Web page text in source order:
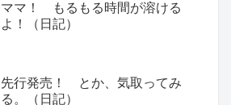
ママ！ もるもる時間が溶ける
よ！（日記）
先行発売！ とか、気取ってみ
る。（日記）